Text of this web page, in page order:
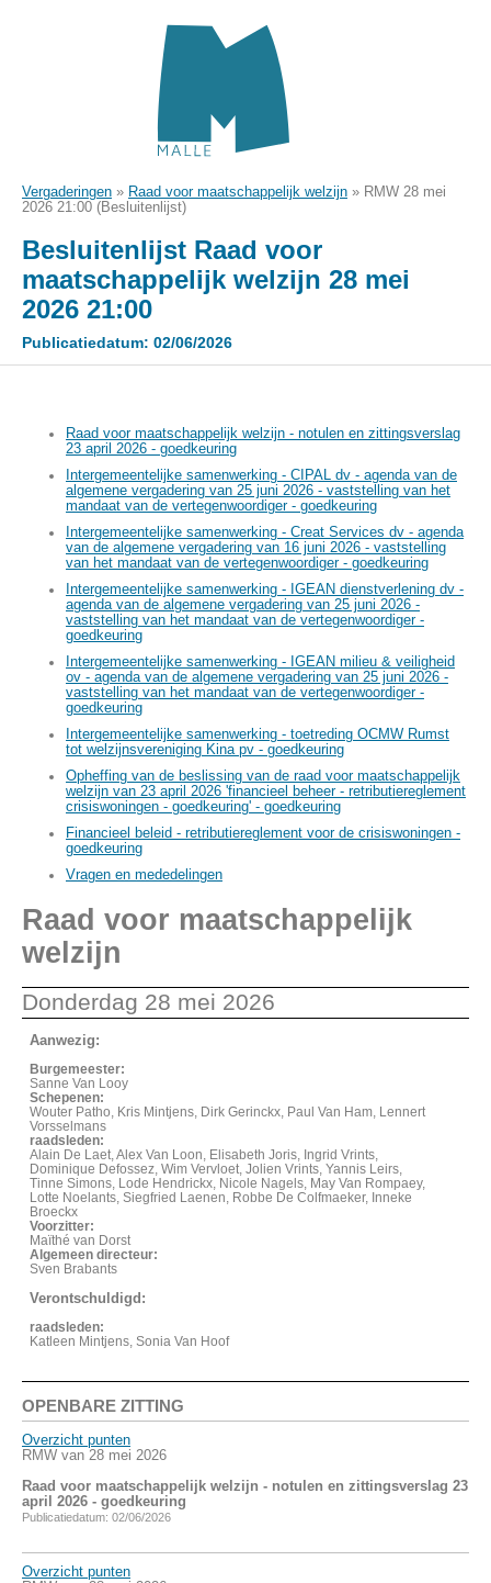
Vergaderingen » Raad voor maatschappelijk welzijn » RMW 28 mei
2026 21:00 (Besluitenlijst)
Besluitenlijst Raad voor
maatschappelijk welzijn 28 mei
2026 21:00
Publicatiedatum: 02/06/2026
Raad voor maatschappelijk welzijn - notulen en zittingsverslag
23 april 2026 - goedkeuring
Intergemeentelijke samenwerking - CIPAL dv - agenda van de
algemene vergadering van 25 juni 2026 - vaststelling van het
mandaat van de vertegenwoordiger - goedkeuring
Intergemeentelijke samenwerking - Creat Services dv - agenda
van de algemene vergadering van 16 juni 2026 - vaststelling
van het mandaat van de vertegenwoordiger - goedkeuring
Intergemeentelijke samenwerking - IGEAN dienstverlening dv -
agenda van de algemene vergadering van 25 juni 2026 -
vaststelling van het mandaat van de vertegenwoordiger -
goedkeuring
Intergemeentelijke samenwerking - IGEAN milieu & veiligheid
ov - agenda van de algemene vergadering van 25 juni 2026 -
vaststelling van het mandaat van de vertegenwoordiger -
goedkeuring
Intergemeentelijke samenwerking - toetreding OCMW Rumst
tot welzijnsvereniging Kina pv - goedkeuring
Opheffing van de beslissing van de raad voor maatschappelijk
welzijn van 23 april 2026 'financieel beheer - retributiereglement
crisiswoningen - goedkeuring' - goedkeuring
Financieel beleid - retributiereglement voor de crisiswoningen -
goedkeuring
Vragen en mededelingen
Raad voor maatschappelijk
welzijn
Donderdag 28 mei 2026
Aanwezig:
Burgemeester:
Sanne Van Looy
Schepenen:
Wouter Patho, Kris Mintjens, Dirk Gerinckx, Paul Van Ham, Lennert
Vorsselmans
raadsleden:
Alain De Laet, Alex Van Loon, Elisabeth Joris, Ingrid Vrints,
Dominique Defossez, Wim Vervloet, Jolien Vrints, Yannis Leirs,
Tinne Simons, Lode Hendrickx, Nicole Nagels, May Van Rompaey,
Lotte Noelants, Siegfried Laenen, Robbe De Colfmaeker, Inneke
Broeckx
Voorzitter:
Maïthé van Dorst
Algemeen directeur:
Sven Brabants
Verontschuldigd:
raadsleden:
Katleen Mintjens, Sonia Van Hoof
OPENBARE ZITTING
Overzicht punten
RMW van 28 mei 2026
Raad voor maatschappelijk welzijn - notulen en zittingsverslag 23
april 2026 - goedkeuring
Publicatiedatum: 02/06/2026
Overzicht punten